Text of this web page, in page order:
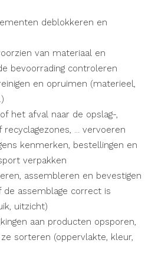
deblokkeren en
van materiaal en
bevoorrading controleren
en opruimen (materieel,
het afval naar de opslag-,
... vervoeren
kenmerken, bestellingen en
verpakken
assembleren en bevestigen
de assemblage correct is
uitzicht)
aan producten opsporen,
sorteren (oppervlakte, kleur,